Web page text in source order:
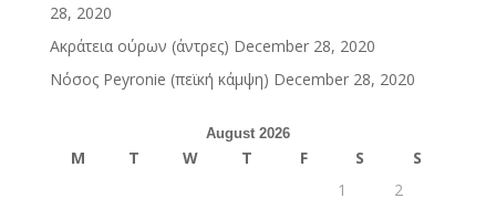
28, 2020
Ακράτεια ούρων (άντρες) December 28, 2020
Νόσος Peyronie (πεϊκή κάμψη) December 28, 2020
August 2026
M T W T F S
S
1
2